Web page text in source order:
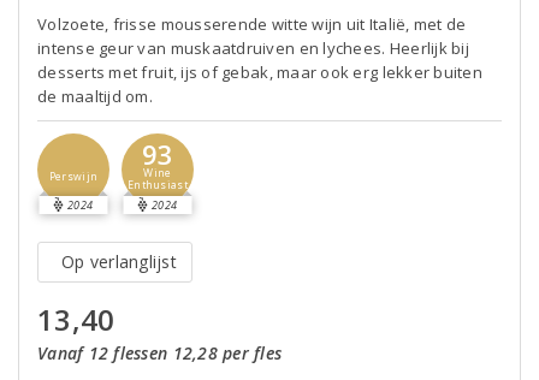
Volzoete, frisse mousserende witte wijn uit Italië, met de
intense geur van muskaatdruiven en lychees. Heerlijk bij
desserts met fruit, ijs of gebak, maar ook erg lekker buiten
de maaltijd om.
Perswijn
2024
93
Wine
Enthusiast
2024
Op verlanglijst
13,40
Vanaf 12 flessen 12,28 per fles